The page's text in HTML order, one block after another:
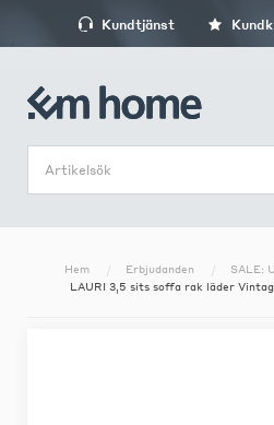
Kundtjänst
Hem Erbjudanden
SALE:
LAURI 3,5 sits soffa rak läder